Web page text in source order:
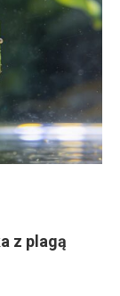
z plagą